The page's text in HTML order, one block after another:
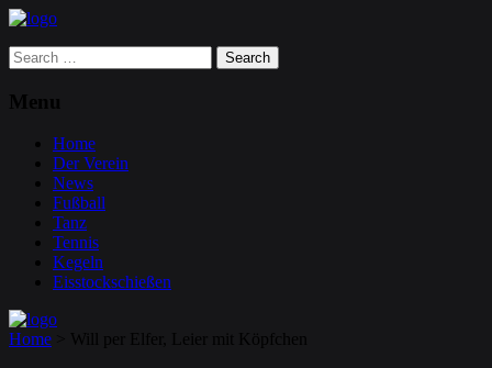
Search
for:
Menu
Home
Der Verein
News
Fußball
Tanz
Tennis
Kegeln
Eisstockschießen
Home Will per Elfer, Leier mit Köpfchen